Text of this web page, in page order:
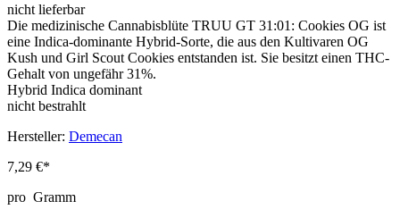
nicht lieferbar
Die medizinische Cannabisblüte TRUU GT 31:01: Cookies OG ist
eine Indica-dominante Hybrid-Sorte, die aus den Kultivaren OG
Kush und Girl Scout Cookies entstanden ist. Sie besitzt einen THC-
Gehalt von ungefähr 31%.
Hybrid Indica dominant
nicht bestrahlt
Hersteller: Demecan
7,29 €*
pro Gramm